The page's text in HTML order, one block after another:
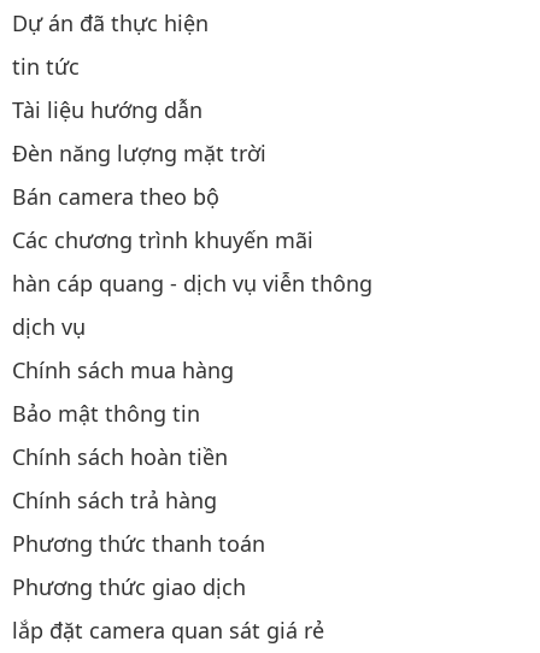
Dự án đã thực hiện
tin tức
Tài liệu hướng dẫn
Đèn năng lượng mặt trời
Bán camera theo bộ
Các chương trình khuyến mãi
hàn cáp quang - dịch vụ viễn thông
dịch vụ
Chính sách mua hàng
Bảo mật thông tin
Chính sách hoàn tiền
Chính sách trả hàng
Phương thức thanh toán
Phương thức giao dịch
lắp đặt camera quan sát giá rẻ